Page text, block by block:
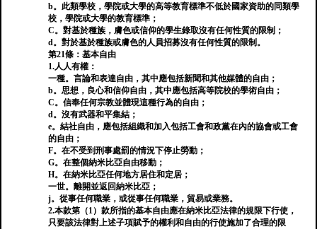
b。此類學校，學院或大學的高等教育標準不低於國家資助的同類學
校，學院或大學的教育標準；
C。對基於種族，膚色或信仰的學生錄取沒有任何性質的限制；
d。對於基於種族或膚色的人員招募沒有任何性質的限制。
第21條：基本自由
1.人人有權：
一種。言論和表達自由，其中應包括新聞和其他媒體的自由；
b。思想，良心和信仰自由，其中應包括高等院校的學術自由；
C。信奉任何宗教並體現這種行為的自由；
d。沒有武器和平集結；
e。結社自由，應包括組織和加入包括工會和政黨在內的協會或工會
的自由；
F。在不受到刑事處罰的情況下停止勞動；
G。在整個納米比亞自由移動；
H。在納米比亞任何地方居住和定居；
一世。離開並返回納米比亞；
j。從事任何職業，或從事任何職業，貿易或業務。
2.本款第（1）款所指的基本自由應在納米比亞法律的規限下行使，
只要該法律對上述子項賦予的權利和自由的行使施加了合理的限